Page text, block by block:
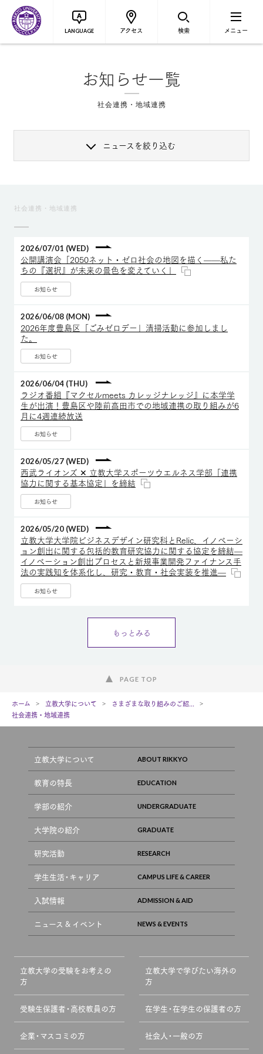
LANGUAGE アクセス 検索 メニュー
お知らせ一覧
社会連携・地域連携
ニュースを絞り込む
社会連携・地域連携
2026/07/01 (WED)
公開講演会「2050ネット・ゼロ社会の地図を描く——私た
ちの『選択』が未来の景色を変えていく」
お知らせ
2026/06/08 (MON)
2026年度豊島区「ごみゼロデー」清掃活動に参加しまし
た。
お知らせ
2026/06/04 (THU)
ラジオ番組『マクセルmeets カレッジナレッジ』に本学学
生が出演！豊島区や陸前高田市での地域連携の取り組みが6
月に4週連続放送
お知らせ
2026/05/27 (WED)
西武ライオンズ ✕ 立教大学スポーツウエルネス学部「連携
協力に関する基本協定」を締結
お知らせ
2026/05/20 (WED)
立教大学大学院ビジネスデザイン研究科とRelic、イノベーシ
ョン創出に関する包括的教育研究協力に関する協定を締結—
イノベーション創出プロセスと新規事業開発ファイナンス手
法の実践知を体系化し、研究・教育・社会実装を推進—
お知らせ
もっとみる
PAGE TOP
ホーム 立教大学について
さまざまな取り組みのご紹...
社会連携・地域連携
立教大学について
教育の特長
学部の紹介
大学院の紹介
研究活動
学生生活・キャリア
入試情報
ニュース & イベント
立教大学の受験をお考えの
方
立教大学で学びたい海外の
方
受験生保護者・高校教員の方 在学生・在学生の保護者の方
企業・マスコミの方 社会人・一般の方